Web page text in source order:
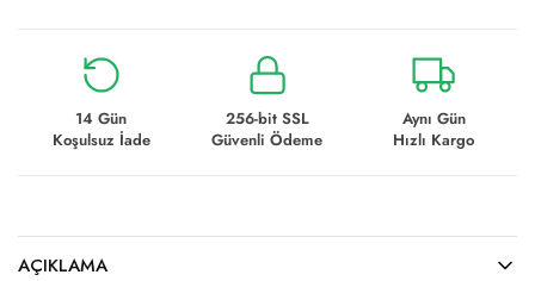
14 Gün
Koşulsuz İade
256-bit SSL
Güvenli Ödeme
Aynı Gün
Hızlı Kargo
AÇIKLAMA